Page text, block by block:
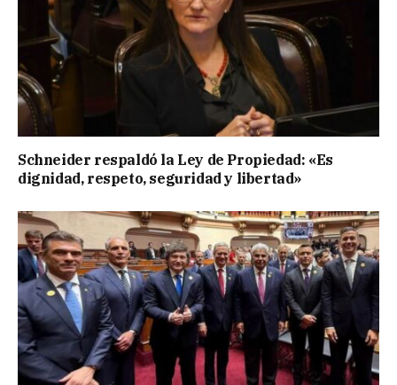
Schneider respaldó la Ley de Propiedad: «Es
dignidad, respeto, seguridad y libertad»